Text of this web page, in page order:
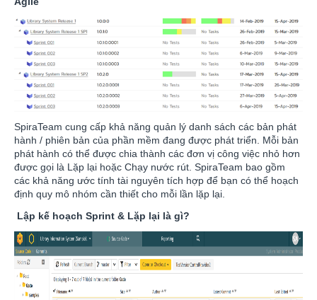
SpiraTeam cung cấp khả năng quản lý danh sách các bản phát
hành / phiên bản của phần mềm đang được phát triển. Mỗi bản
phát hành có thể được chia thành các đơn vị công việc nhỏ hơn
được gọi là Lặp lại hoặc Chạy nước rút. SpiraTeam bao gồm
các khả năng ước tính tài nguyên tích hợp để bạn có thể hoạch
định quy mô nhóm cần thiết cho mỗi lần lặp lại.
Lập kế hoạch Sprint & Lặp lại là gì?